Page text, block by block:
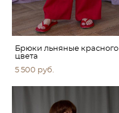
Брюки льняные красного
цвета
5 500 pуб.